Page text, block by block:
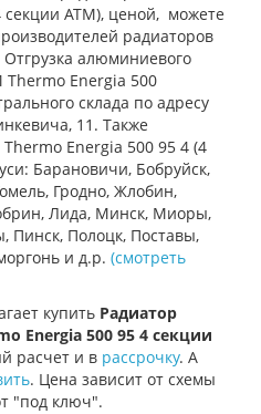
секции АТМ), ценой, можете
радиаторов
алюминиевого
Thermo Energia 500
склада по адресу
11. Также
Thermo Energia 500 95 4 (4
Барановичи, Бобруйск,
Гродно, Жлобин,
Лида, Минск, Миоры,
Полоцк, Поставы,
и д.р. (смотреть
купить Радиатор
Energia 500 95 4 секции
расчет и в рассрочку. А
. Цена зависит от схемы
"под ключ".